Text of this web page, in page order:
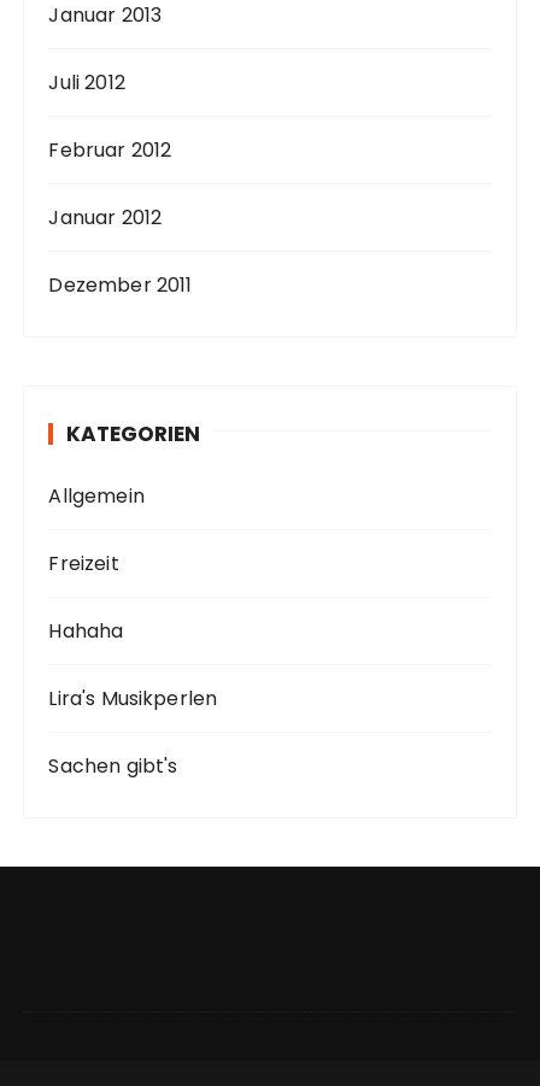
Januar 2013
Juli 2012
Februar 2012
Januar 2012
Dezember 2011
KATEGORIEN
Allgemein
Freizeit
Hahaha
Lira's Musikperlen
Sachen gibt's